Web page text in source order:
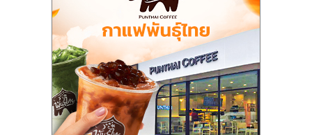
ปรึกษา
แฟ